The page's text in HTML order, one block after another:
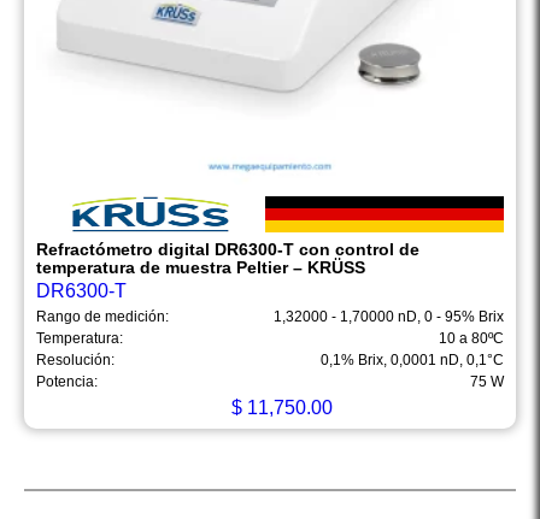
Refractómetro digital DR6300-T con control de
temperatura de muestra Peltier – KRÜSS
DR6300-T
Rango de medición:
1,32000 - 1,70000 nD, 0 - 95% Brix
Temperatura:
10 a 80ºC
Resolución:
0,1% Brix, 0,0001 nD, 0,1°C
Potencia:
75 W
$ 11,750.00